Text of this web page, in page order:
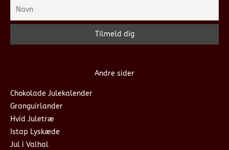
Andre sider
Chokolade Julekalender
Granguirlander
Hvid Juletræ
Istap Lyskæde
Jul i Valhal